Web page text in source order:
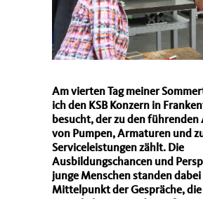
Am vierten Tag meiner
ich den KSB Konzern in
besucht, der zu den
von Pumpen, Armaturen und
Serviceleistungen zählt. Die
Ausbildungschancen und
junge Menschen standen dabei
Mittelpunkt der Gespräche,